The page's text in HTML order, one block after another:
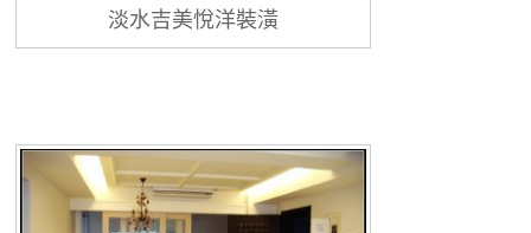
淡水吉美悅洋裝潢